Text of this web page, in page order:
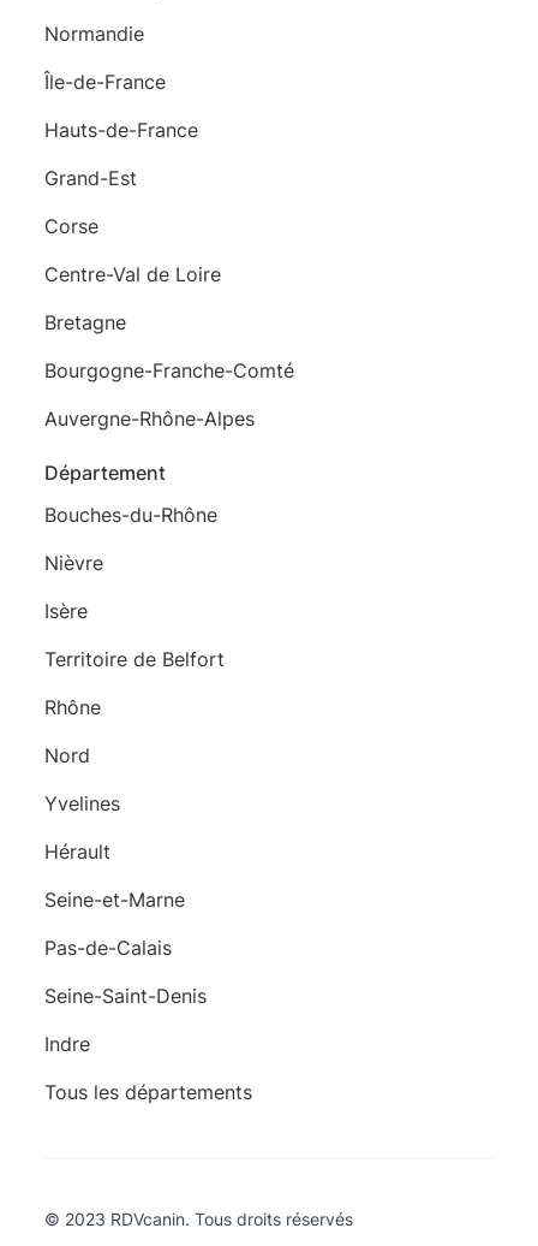
Normandie
Île-de-France
Hauts-de-France
Grand-Est
Corse
Centre-Val de Loire
Bretagne
Bourgogne-Franche-Comté
Auvergne-Rhône-Alpes
Département
Bouches-du-Rhône
Nièvre
Isère
Territoire de Belfort
Rhône
Nord
Yvelines
Hérault
Seine-et-Marne
Pas-de-Calais
Seine-Saint-Denis
Indre
Tous les départements
© 2023 RDVcanin. Tous droits réservés